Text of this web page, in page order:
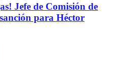
Jefe de Comisión de
para Héctor